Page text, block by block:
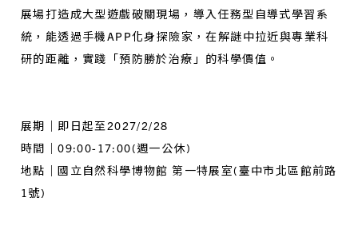
展場打造成大型遊戲破關現場，導入任務型自導式學習系
統，能透過手機APP化身探險家，在解謎中拉近與專業科
研的距離，實踐「預防勝於治療」的科學價值。
展期｜即日起至2027/2/28
時間｜09:00-17:00(週一公休)
地點｜國立自然科學博物館 第一特展室(臺中市北區館前路
1號)